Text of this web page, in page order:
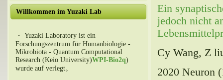
Willkommen im Yuzaki Lab
・ Yuzaki Laboratory ist ein
Forschungszentrum für Humanbiologie -
Mikrobiota - Quantum Computational
Research (Keio University)WPI-Bio2q)
wurde auf verlegt。
Ein
jedoch nicht
Cy Wang, Z
2020 Neuron